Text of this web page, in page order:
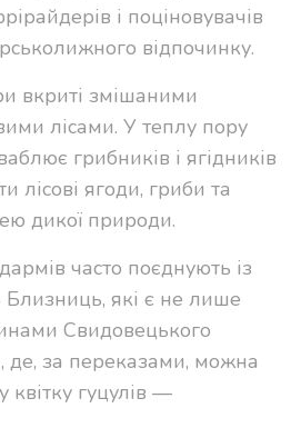
і поціновувачів
відпочинку.
вкриті змішаними
лісами. У теплу пору
грибників і ягідників
лісові ягоди, гриби та
дикої природи.
часто поєднують із
Близниць, які є не лише
Свидовецького
де, за переказами, можна
квітку гуцулів —